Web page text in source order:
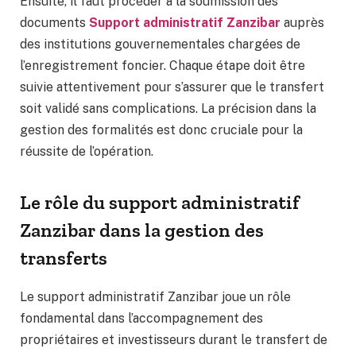
documents Support administratif Zanzibar auprès
des institutions gouvernementales chargées de
l’enregistrement foncier. Chaque étape doit être
suivie attentivement pour s’assurer que le transfert
soit validé sans complications. La précision dans la
gestion des formalités est donc cruciale pour la
réussite de l’opération.
Le rôle du support administratif
Zanzibar dans la gestion des
transferts
Le support administratif Zanzibar joue un rôle
fondamental dans l’accompagnement des
propriétaires et investisseurs durant le transfert de